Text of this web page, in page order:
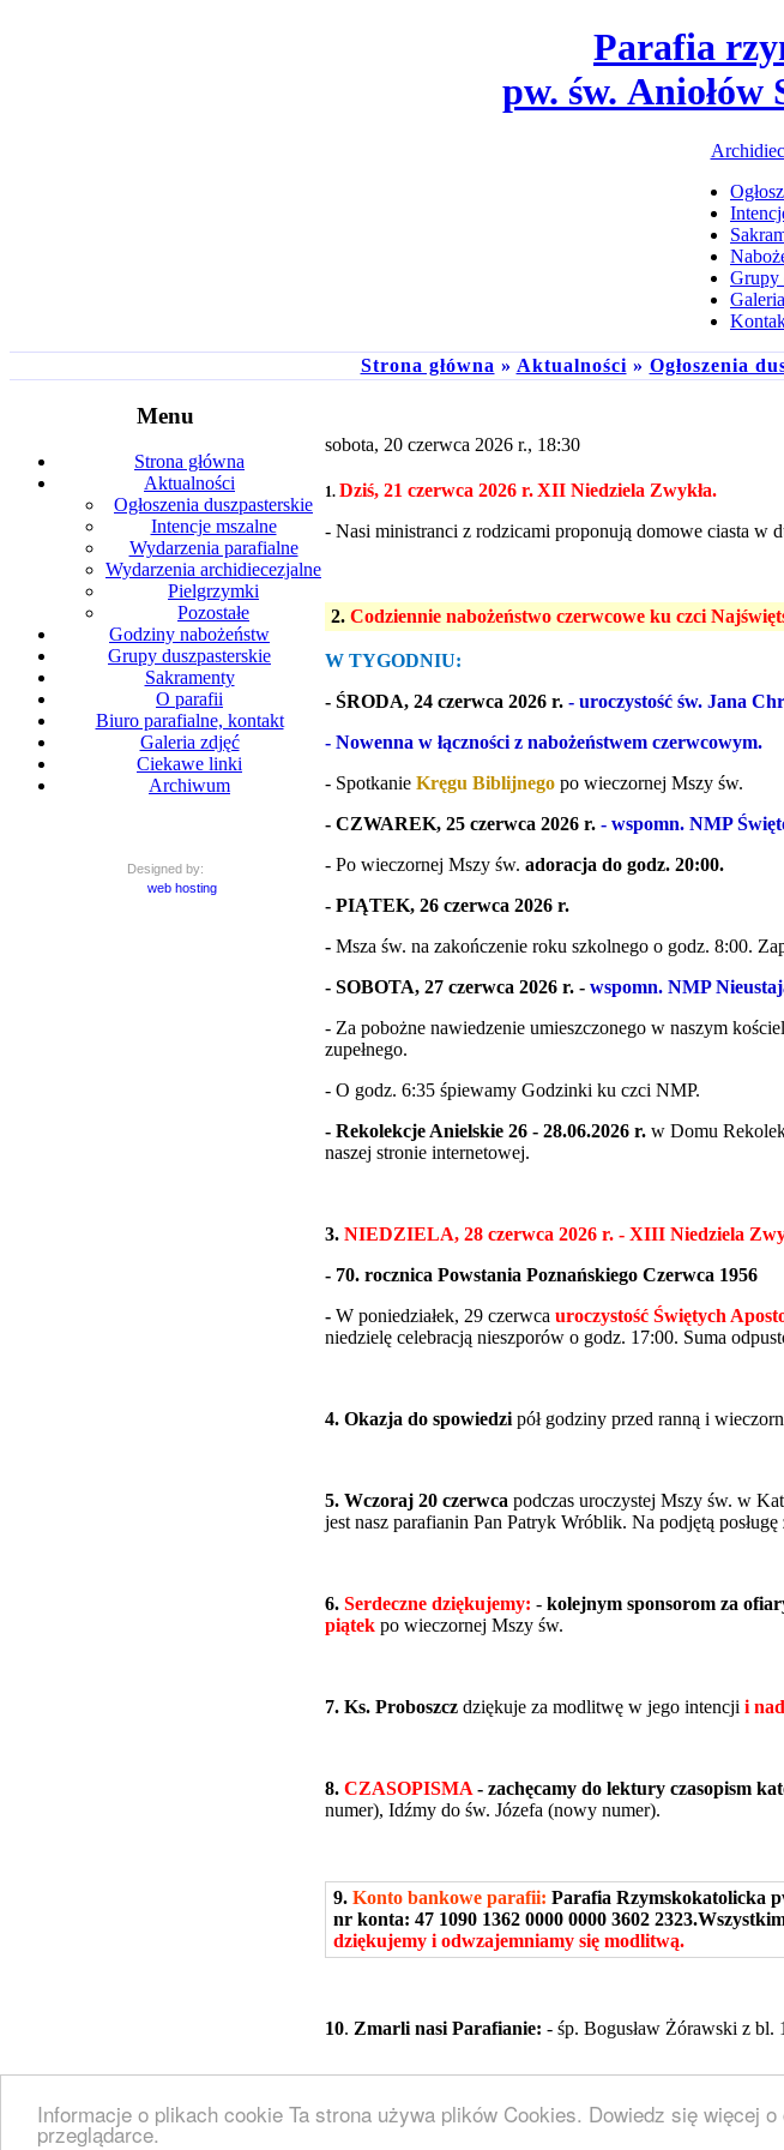
Informacje o plikach cookie Ta strona używa plików Cookies. Dowiedz się więcej
przeglądarce.
Parafia
pw. św.
Grupy
Strona główna » Aktualności » Ogłoszenia
Menu
Strona główna
Aktualności
Ogłoszenia duszpasterskie
Intencje mszalne
Wydarzenia parafialne
Wydarzenia archidiecezjalne
Pielgrzymki
Pozostałe
Godziny nabożeństw
Grupy duszpasterskie
Sakramenty
O parafii
Biuro parafialne, kontakt
Galeria zdjęć
Ciekawe linki
Archiwum
Designed by:
web hosting
sobota, 20 czerwca 2026 r., 18:30
1. Dziś, 21 czerwca 2026 r.XII Niedziela Zwykła.
- Nasi ministranci z rodzicami proponują domowe ciasta w
2. Codziennie nabożeństwo czerwcowe ku czci
W TYGODNIU:
- ŚRODA, 24 czerwca 2026 r. - uroczystość św. Jana
- Nowenna w łączności z nabożeństwem czerwcowym.
- Spotkanie Kręgu Biblijnego po wieczornej Mszy św.
- CZWAREK, 25 czerwca 2026 r. - wspomn. NMP
- Po wieczornej Mszy św. adoracja do godz. 20:00.
- PIĄTEK, 26 czerwca 2026 r.
- Msza św. na zakończenie roku szkolnego o godz. 8:00.
- SOBOTA, 27 czerwca 2026 r. - wspomn. NMP
- Za pobożne nawiedzenie umieszczonego w naszym
zupełnego.
- O godz. 6:35 śpiewamy Godzinki ku czci NMP.
- Rekolekcje Anielskie 26 - 28.06.2026 r. w Domu
naszej stronie internetowej.
3. NIEDZIELA, 28 czerwca 2026 r. - XIII Niedziela
- 70. rocznica Powstania Poznańskiego Czerwca 1956
- W poniedziałek, 29 czerwca uroczystość Świętych
niedzielę celebracją nieszporów o godz. 17:00. Suma
4. Okazja do spowiedzi pół godziny przed ranną i
5. Wczoraj 20 czerwca podczas uroczystej Mszy św. w
jest nasz parafianin Pan Patryk Wróblik. Na podjętą posługę
6. Serdeczne dziękujemy: - kolejnym sponsorom za
piątek po wieczornej Mszy św.
7. Ks. Proboszcz dziękuje za modlitwę w jego intencji i
8. CZASOPISMA - zachęcamy do lektury czasopism
numer), Idźmy do św. Józefa (nowy numer).
9. Konto bankowe parafii: Parafia Rzymskokatolicka
nr konta: 47 1090 1362 0000 0000 3602
dziękujemy i odwzajemniamy się modlitwą.
10. Zmarli nasi Parafianie: - śp. Bogusław Żórawski z
© Parafia rzymskokatolicka pw. Świętych
Joomla! jest wolnym oprogramowaniem dostępnym na